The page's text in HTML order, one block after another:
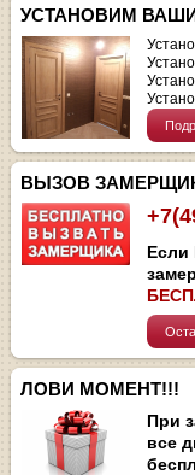
УСТАНОВИМ
ВЫЗОВ
Если
ЛОВИ МОМЕНТ!!!
При
все